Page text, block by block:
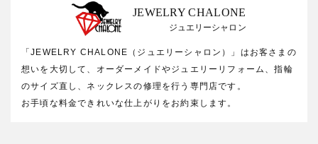
JEWELRY CHALONE
ジュエリーシャロン
「JEWELRY CHALONE（ジュエリーシャロン）」はお客さまの
想いを大切して、オーダーメイドやジュエリーリフォーム、指輪
のサイズ直し、ネックレスの修理を行う専門店です。
お手頃な料金できれいな仕上がりをお約束します。